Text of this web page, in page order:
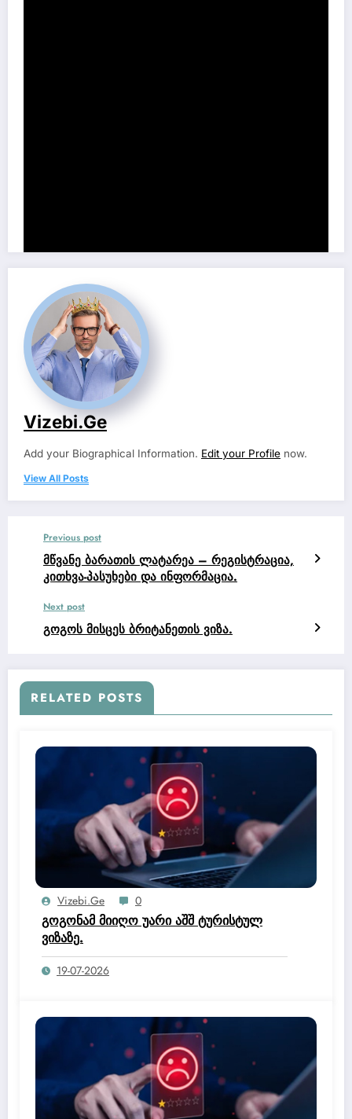
Vizebi.ge
Add your Biographical Information. Edit your Profile now.
View All Posts
Previous post
მწვანე ბარათის ლატარეა – რეგისტრაცია,
კითხვა-პასუხები და ინფორმაცია.
Next post
გოგოს მისცეს ბრიტანეთის ვიზა.
RELATED POSTS
Vizebi.ge 0
გოგონამ მიიღო უარი აშშ ტურისტულ
ვიზაზე.
19-07-2026